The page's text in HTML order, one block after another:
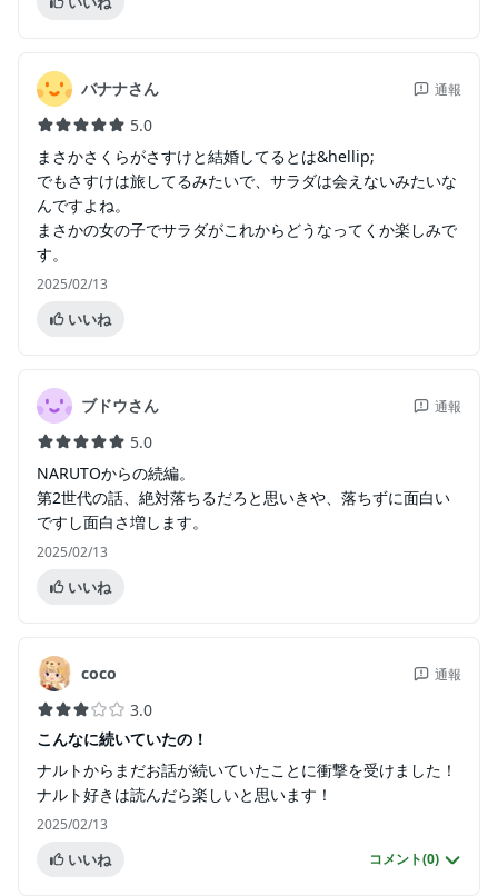
バナナさん 通報
5.0
まさかさくらがさすけと結婚してるとは&hellip;
でもさすけは旅してるみたいで、サラダは会えないみたいな
んですよね。
まさかの女の子でサラダがこれからどうなってくか楽しみで
す。
2025/02/13
いいね
ブドウさん 通報
5.0
NARUTOからの続編。
第2世代の話、絶対落ちるだろと思いきや、落ちずに面白い
ですし面白さ増します。
2025/02/13
いいね
coco 通報
3.0
こんなに続いていたの！
ナルトからまだお話が続いていたことに衝撃を受けました！
ナルト好きは読んだら楽しいと思います！
2025/02/13
いいね コメント(0)